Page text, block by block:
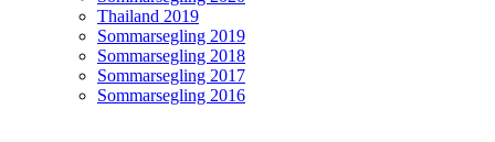
Thailand 2019
Sommarsegling 2019
Sommarsegling 2018
Sommarsegling 2017
Sommarsegling 2016